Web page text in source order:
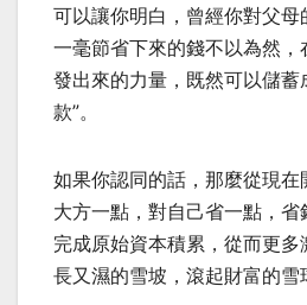
可以讓你明白，曾經你對父母
一毫節省下來的錢不以為然，
發出來的力量，既然可以儲蓄
款”。
如果你認同的話，那麼從現
大方一點，對自己省一點，
完成原始資本積累，從而更多
長又濕的雪坡，滾起財富的雪